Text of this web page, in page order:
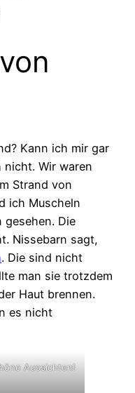
Kann ich mir gar
Wir waren
Strand von
ich Muscheln
gesehen. Die
Nissebarn sagt,
. Die sind nicht
man sie trotzdem
Haut brennen.
es nicht
Aussichten!